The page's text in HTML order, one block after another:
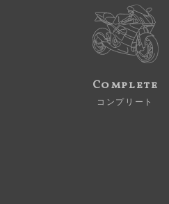
Complete
コンプリート